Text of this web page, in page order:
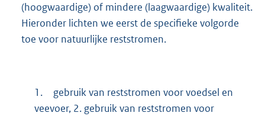
(hoogwaardige) of mindere (laagwaardige) kwaliteit.
Hieronder lichten we eerst de specifieke volgorde
toe voor natuurlijke reststromen.
1.
gebruik van reststromen voor voedsel en
veevoer, 2. gebruik van reststromen voor